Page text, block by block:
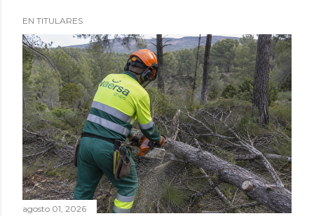
EN TITULARES
agosto 01, 2026